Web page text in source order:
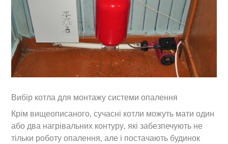
Вибір котла для монтажу системи опалення
Крім вищеописаного, сучасні котли можуть мати один
або два нагрівальних контуру, які забезпечують не
тільки роботу опалення, але і постачають будинок